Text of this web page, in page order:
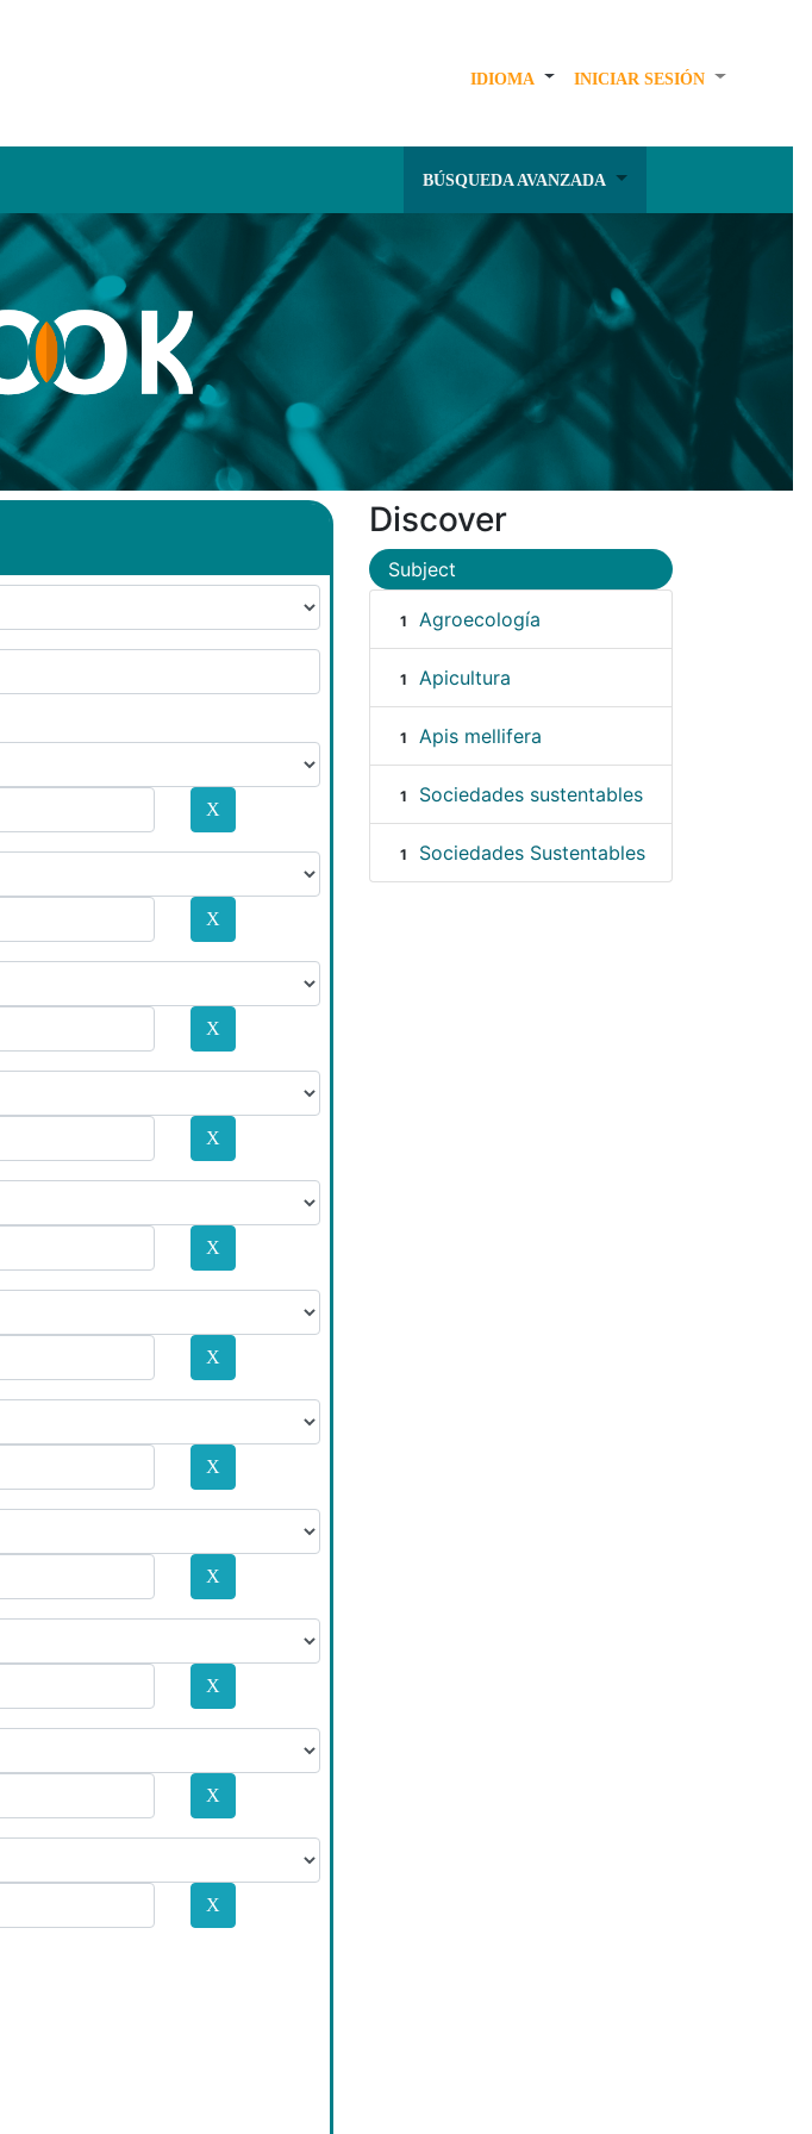
IDIOMA INICIAR SESIÓN
BÚSQUEDA AVANZADA
Discover
Subject
1 Agroecología
1 Apicultura
1 Apis mellifera
1 Sociedades sustentables
1 Sociedades Sustentables